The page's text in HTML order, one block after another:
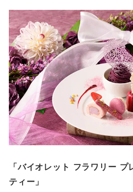
「バイオレット フラワリー
ティー」